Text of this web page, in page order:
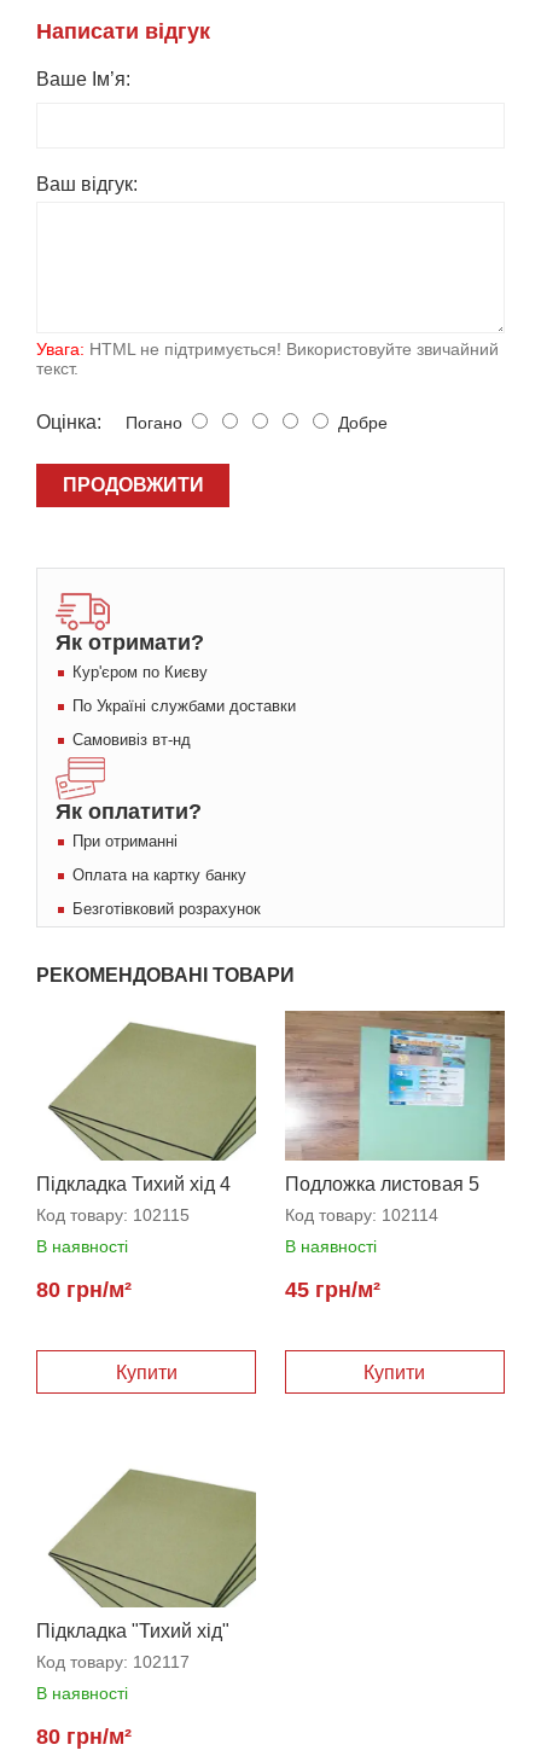
Написати вiдгук
Ваше Ім’я:
Ваш вiдгук:
Увага: HTML не підтримується! Використовуйте звичайний
текст.
Оцiнка: Погано Добре
ПРОДОВЖИТИ
Як отримати?
Кур'єром по Києву
По Україні службами доставки
Самовивіз вт-нд
Як оплатити?
При отриманні
Оплата на картку банку
Безготівковий розрахунок
РЕКОМЕНДОВАНІ ТОВАРИ
Підкладка Тихий хід 4
мм
Код товару: 102115
В наявності
80 грн/м²
Купити
Подложка листовая 5
мм
Код товару: 102114
В наявності
45 грн/м²
Купити
Підкладка "Тихий хід"
3,5 мм
Код товару: 102117
В наявності
80 грн/м²